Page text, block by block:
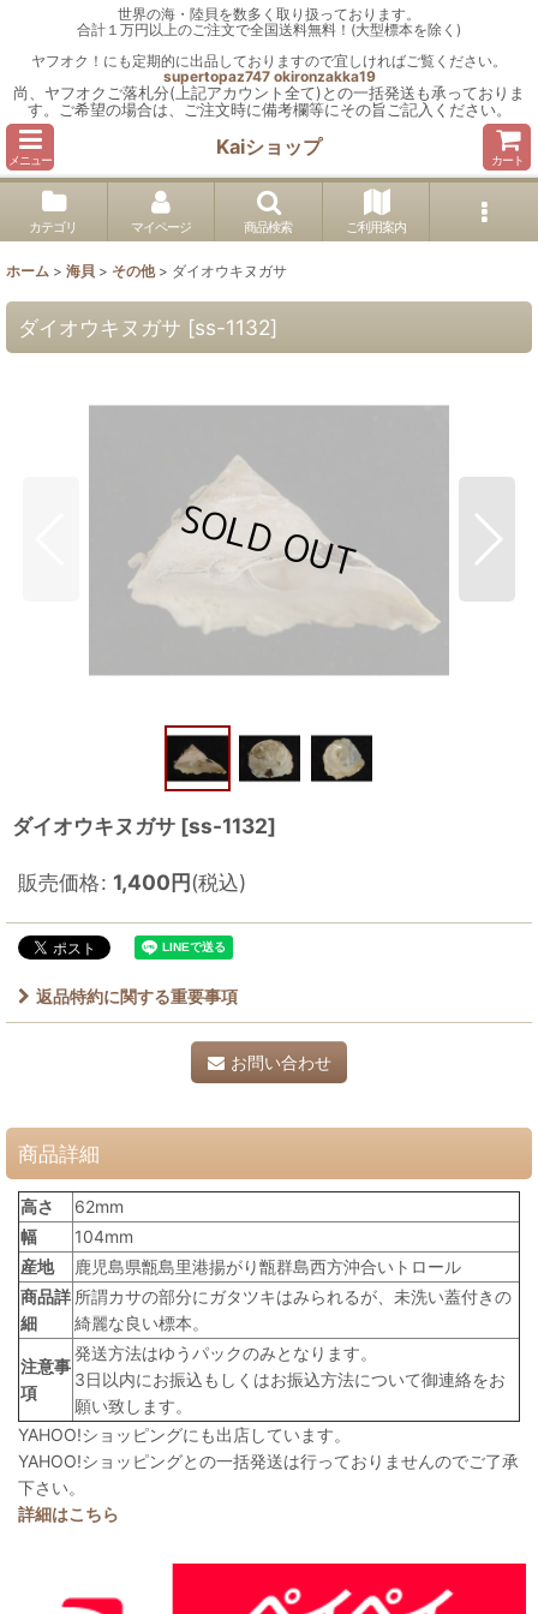
世界の海・陸貝を数多く取り扱っております。
合計１万円以上のご注文で全国送料無料！(大型標本を除く)
ヤフオク！にも定期的に出品しておりますので宜しければご覧ください。
supertopaz747 okironzakka19
尚、ヤフオクご落札分(上記アカウント全て)との一括発送も承っておりま
す。ご希望の場合は、ご注文時に備考欄等にその旨ご記入ください。
メニュー
Kaiショップ
カート
カテゴリ マイページ 商品検索 ご利用案内
ホーム > 海貝 > その他 > ダイオウキヌガサ
ダイオウキヌガサ [ss-1132]
ダイオウキヌガサ [ss-1132]
販売価格: 1,400円(税込)
返品特約に関する重要事項
お問い合わせ
商品詳細
高さ
62mm
幅
104mm
産地
鹿児島県甑島里港揚がり甑群島西方沖合いトロール
商品詳
細
所謂カサの部分にガタツキはみられるが、未洗い蓋付きの
綺麗な良い標本。
注意事
項
発送方法はゆうパックのみとなります。
3日以内にお振込もしくはお振込方法について御連絡をお
願い致します。
YAHOO!ショッピングにも出店しています。
YAHOO!ショッピングとの一括発送は行っておりませんのでご了承
下さい。
詳細はこちら